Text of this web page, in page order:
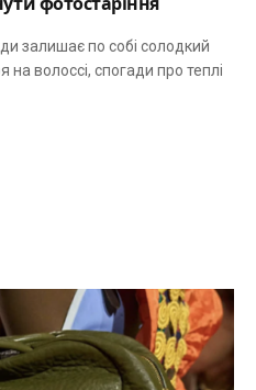
залишає по собі солодкий
волоссі, спогади про теплі